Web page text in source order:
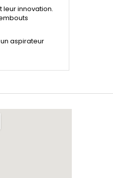
leur innovation.
aspirateur